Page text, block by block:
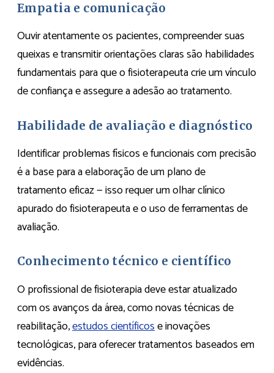
Empatia e comunicação
Ouvir atentamente os pacientes, compreender suas
queixas e transmitir orientações claras são habilidades
fundamentais para que o fisioterapeuta crie um vínculo
de confiança e assegure a adesão ao tratamento.
Habilidade de avaliação e diagnóstico
Identificar problemas físicos e funcionais com precisão
é a base para a elaboração de um plano de
tratamento eficaz — isso requer um olhar clínico
apurado do fisioterapeuta e o uso de ferramentas de
avaliação.
Conhecimento técnico e científico
O profissional de fisioterapia deve estar atualizado
com os avanços da área, como novas técnicas de
reabilitação,estudos científicose inovações
tecnológicas, para oferecer tratamentos baseados em
evidências.